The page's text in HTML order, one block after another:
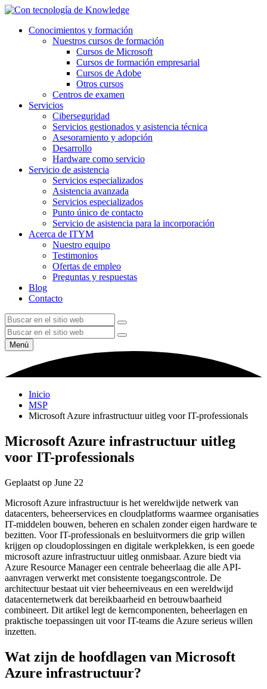
Conocimientos y formación
Nuestros cursos de formación
Cursos de Microsoft
Cursos de formación empresarial
Cursos de Adobe
Otros cursos
Centros de examen
Servicios
Ciberseguridad
Servicios gestionados y asistencia técnica
Asesoramiento y adopción
Desarrollo
Hardware como servicio
Servicio de asistencia
Servicios especializados
Asistencia avanzada
Servicios especializados
Punto único de contacto
Servicio de asistencia para la incorporación
Acerca de ITYM
Nuestro equipo
Testimonios
Ofertas de empleo
Preguntas y respuestas
Blog
Contacto
Menú
Inicio
MSP
Microsoft Azure infrastructuur uitleg voor IT-professionals
Microsoft Azure infrastructuur uitleg
voor IT-professionals
Geplaatst op June 22
Microsoft Azure infrastructuur is het wereldwijde netwerk van
datacenters, beheerservices en cloudplatforms waarmee organisaties
IT-middelen bouwen, beheren en schalen zonder eigen hardware te
bezitten. Voor IT-professionals en besluitvormers die grip willen
krijgen op cloudoplossingen en digitale werkplekken, is een goede
microsoft azure infrastructuur uitleg onmisbaar. Azure biedt via
Azure Resource Manager een centrale beheerlaag die alle API-
aanvragen verwerkt met consistente toegangscontrole. De
architectuur bestaat uit vier beheerniveaus en een wereldwijd
datacenternetwerk dat bereikbaarheid en betrouwbaarheid
combineert. Dit artikel legt de kerncomponenten, beheerlagen en
praktische toepassingen uit voor IT-teams die Azure serieus willen
inzetten.
Wat zijn de hoofdlagen van Microsoft
Azure infrastructuur?